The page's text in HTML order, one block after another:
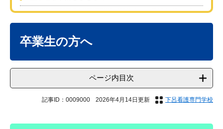
卒業生の方へ
ページ内目次
記事ID：0009000 2026年4月14日更新 下呂看護専門学校